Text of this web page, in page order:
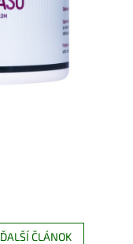
ĎALŠÍ ČLÁNOK